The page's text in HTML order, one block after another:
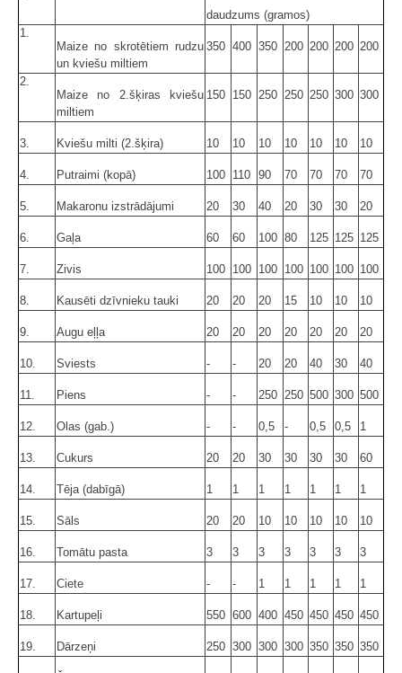
daudzums (gramos)
1.
Maize no skrotētiem rudzu
un kviešu miltiem
350 400 350 200 200 200 200
2.
Maize no 2.šķiras kviešu
miltiem
150 150 250 250 250 300 300
3. Kviešu milti (2.šķira) 10 10 10 10 10 10 10
4. Putraimi (kopā) 100 110 90 70 70 70 70
5. Makaronu izstrādājumi 20 30 40 20 30 30 20
6. Gaļa 60 60 100 80 125 125 125
7. Zivis 100 100 100 100 100 100 100
8. Kausēti dzīvnieku tauki 20 20 20 15 10 10 10
9. Augu eļļa 20 20 20 20 20 20 20
10. Sviests - - 20 20 40 30 40
11. Piens - - 250 250 500 300 500
12. Olas (gab.) - - 0,5 - 0,5 0,5 1
13. Cukurs 20 20 30 30 30 30 60
14. Tēja (dabīgā) 1 1 1 1 1 1 1
15. Sāls 20 20 10 10 10 10 10
16. Tomātu pasta 3 3 3 3 3 3 3
17. Ciete - - 1 1 1 1 1
18. Kartupeļi 550 600 400 450 450 450 450
19. Dārzeņi 250 300 300 300 350 350 350